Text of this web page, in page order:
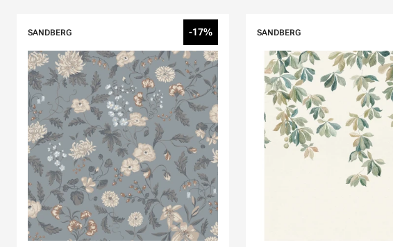
SANDBERG -17% SANDBERG